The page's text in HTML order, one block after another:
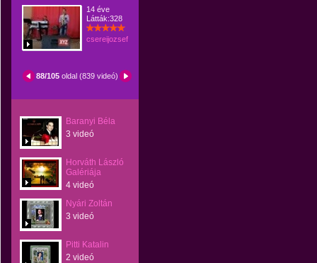
14 éve
Látták:328
csereijozsef
88/105 oldal (839 videó)
Baranyi Béla
3 videó
Horváth László
Galériája
4 videó
Nyári Zoltán
3 videó
Pitti Katalin
2 videó